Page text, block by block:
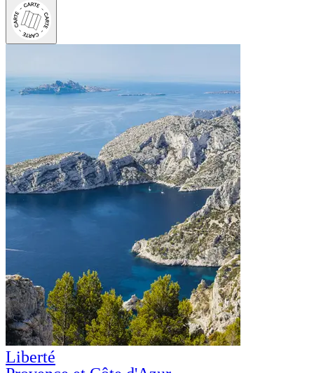
Liberté